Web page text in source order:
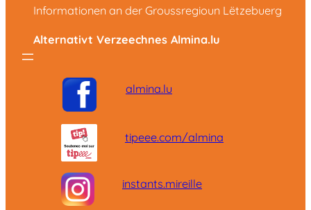
Informationen an der Groussregioun Lëtzebuerg
Alternativt Verzeechnes Almina.lu
almina.lu
tipeee.com/almina
instants.mireille